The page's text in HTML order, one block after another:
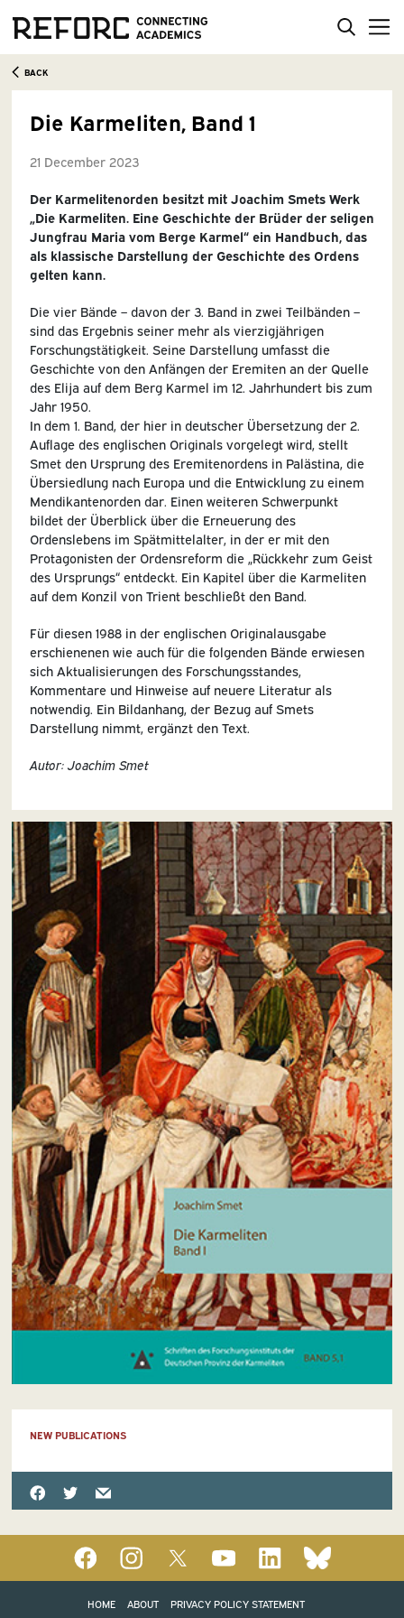
BACK
Die Karmeliten, Band 1
21 December 2023
Der Karmelitenorden besitzt mit Joachim Smets Werk
„Die Karmeliten. Eine Geschichte der Brüder der seligen
Jungfrau Maria vom Berge Karmel“ ein Handbuch, das
als klassische Darstellung der Geschichte des Ordens
gelten kann.
Die vier Bände – davon der 3. Band in zwei Teilbänden –
sind das Ergebnis seiner mehr als vierzigjährigen
Forschungstätigkeit. Seine Darstellung umfasst die
Geschichte von den Anfängen der Eremiten an der Quelle
des Elija auf dem Berg Karmel im 12. Jahrhundert bis zum
Jahr 1950.
In dem 1. Band, der hier in deutscher Übersetzung der 2.
Auflage des englischen Originals vorgelegt wird, stellt
Smet den Ursprung des Eremitenordens in Palästina, die
Übersiedlung nach Europa und die Entwicklung zu einem
Mendikantenorden dar. Einen weiteren Schwerpunkt
bildet der Überblick über die Erneuerung des
Ordenslebens im Spätmittelalter, in der er mit den
Protagonisten der Ordensreform die „Rückkehr zum Geist
des Ursprungs“ entdeckt. Ein Kapitel über die Karmeliten
auf dem Konzil von Trient beschließt den Band.
Für diesen 1988 in der englischen Originalausgabe
erschienenen wie auch für die folgenden Bände erwiesen
sich Aktualisierungen des Forschungsstandes,
Kommentare und Hinweise auf neuere Literatur als
notwendig. Ein Bildanhang, der Bezug auf Smets
Darstellung nimmt, ergänzt den Text.
Autor: Joachim Smet
NEW PUBLICATIONS
HOME ABOUT PRIVACY POLICY STATEMENT